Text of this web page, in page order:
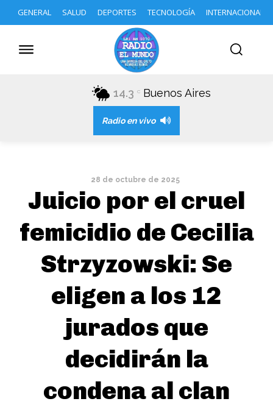
GENERAL SALUD DEPORTES TECNOLOGÍA INTERNACIONAL
14.3 C Buenos Aires
Radio en vivo
28 de octubre de 2025
Juicio por el cruel
femicidio de Cecilia
Strzyzowski: Se
eligen a los 12
jurados que
decidirán la
condena al clan